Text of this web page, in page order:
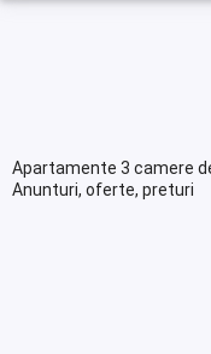
Apartamente 3 camere
Anunturi, oferte, preturi